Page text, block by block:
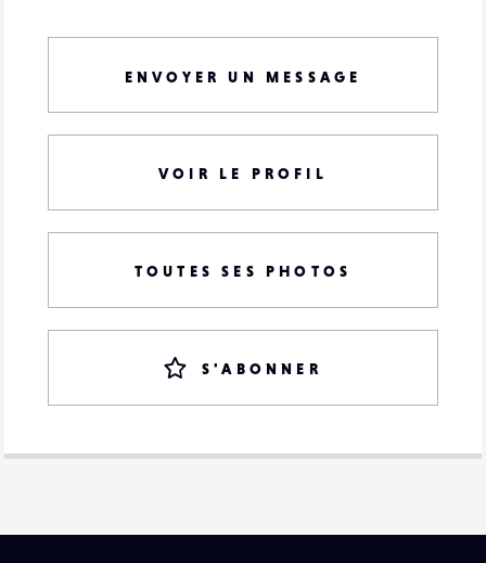
ENVOYER UN MESSAGE
VOIR LE PROFIL
TOUTES SES PHOTOS
S'ABONNER